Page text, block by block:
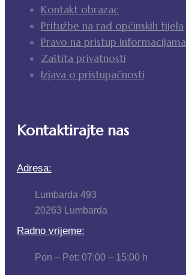
Kontakt obrazac
Pritužbe na rad općinskih tijela
Pravo na pristup informacijama
Zaštita privatnosti
Izjava o pristupačnosti
Kontaktirajte nas
Adresa:
Lumbarda 493
20263 Lumbarda
Radno vrijeme:
Pon – Pet: 07:00 – 15:00 h